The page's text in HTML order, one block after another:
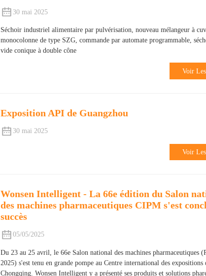
30 mai 2025
Séchoir industriel alimentaire par pulvérisation, nouveau mélangeur à
monocolonne de type SZG, commande par automate programmable,
vide conique à double cône
Voir
Exposition API de Guangzhou
30 mai 2025
Voir
Wonsen Intelligent - La 66e édition du Salon
des machines pharmaceutiques CIPM s'est
succès
05/05/2025
Du 23 au 25 avril, le 66e Salon national des machines pharmaceutiques
2025) s'est tenu en grande pompe au Centre international des expositions
Chongqing. Wonsen Intelligent y a présenté ses produits et solutions